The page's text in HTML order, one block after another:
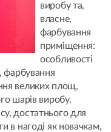
виробу та,
власне,
фарбування
приміщення:
особливості
фарбування
великих площ,
шарів виробу.
достатнього для
в нагоді як новачкам,